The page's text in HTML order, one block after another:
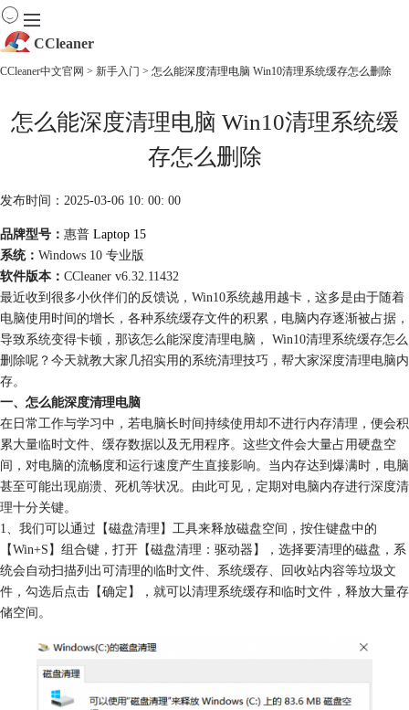
CCleaner
产品
CCleaner中文官网 > 新手入门 > 怎么能深度清理电脑 Win10清理系统缓存怎么删除
怎么能深度清理电脑 Win10清理系统缓
存怎么删除
发布时间：2025-03-06 10: 00: 00
品牌型号： 惠普 Laptop 15
系统： Windows 10 专业版
软件版本： CCleaner v6.32.11432
最近收到很多小伙伴们的反馈说，Win10系统越用越卡，这多是由于随着
电脑使用时间的增长，各种系统缓存文件的积累，电脑内存逐渐被占据，
导致系统变得卡顿，那该怎么能深度清理电脑， Win10清理系统缓存怎么
删除呢？今天就教大家几招实用的系统清理技巧，帮大家深度清理电脑内
存。
一、怎么能深度清理电脑
在日常工作与学习中，若电脑长时间持续使用却不进行内存清理，便会积
累大量临时文件、缓存数据以及无用程序。这些文件会大量占用硬盘空
间，对电脑的流畅度和运行速度产生直接影响。当内存达到爆满时，电脑
甚至可能出现崩溃、死机等状况。由此可见，定期对电脑内存进行深度清
理十分关键。
1、我们可以通过【磁盘清理】工具来释放磁盘空间，按住键盘中的
【Win+S】组合键，打开【磁盘清理：驱动器】，选择要清理的磁盘，系
统会自动扫描列出可清理的临时文件、系统缓存、回收站内容等垃圾文
件，勾选后点击【确定】，就可以清理系统缓存和临时文件，释放大量存
储空间。